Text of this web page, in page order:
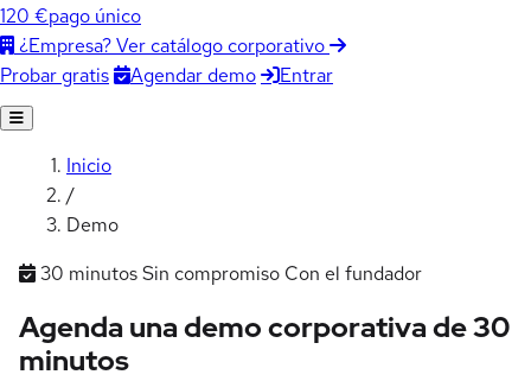
120 €pago único
¿Empresa? Ver catálogo corporativo
Probar gratis
Agendar demo Entrar
Inicio
/
Demo
30 minutosSin compromiso Con el fundador
Agenda una demo corporativa de30
minutos